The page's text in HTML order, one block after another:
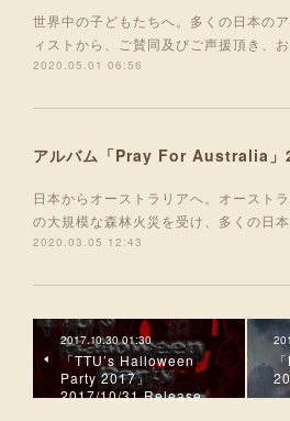
世界中の子どもたちへ。多くの日本の
ィストから、ご賛同及びご声援頂き、
2020.05.01 06:56
日本からオーストラリアへ。オースト
の大規模な森林火災を受け、多くの日
2020.03.05 12:43
2017.10.30 01:30
「TTU’s Halloween
Party 2017」
2017/10/31 Release